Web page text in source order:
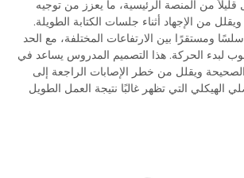
قليلاً من المنصة الرئيسية، ما يعزز من توجيه
من الإجهاد أثناء جلسات الكتابة الطويلة.
سلسًا ومستقرًا بين الارتفاعات المختلفة، مع الحد
لبدء الحركة. هذا التصميم المدروس يساعد في
ويقلل من خطر الإصابات الراجعة إلى
الهيكلي التي تظهر غالبًا نتيجة العمل الطويل